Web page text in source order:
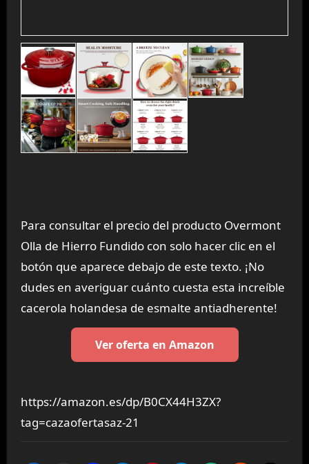
Para consultar el precio del producto Overmont
Olla de Hierro Fundido con solo hacer clic en el
botón que aparece debajo de este texto. ¡No
dudes en averiguar cuánto cuesta esta increíble
cacerola holandesa de esmalte antiadherente!
Ver oferta en Amazon
https://amazon.es/dp/B0CX44H3ZX?
tag=cazaofertasaz-21